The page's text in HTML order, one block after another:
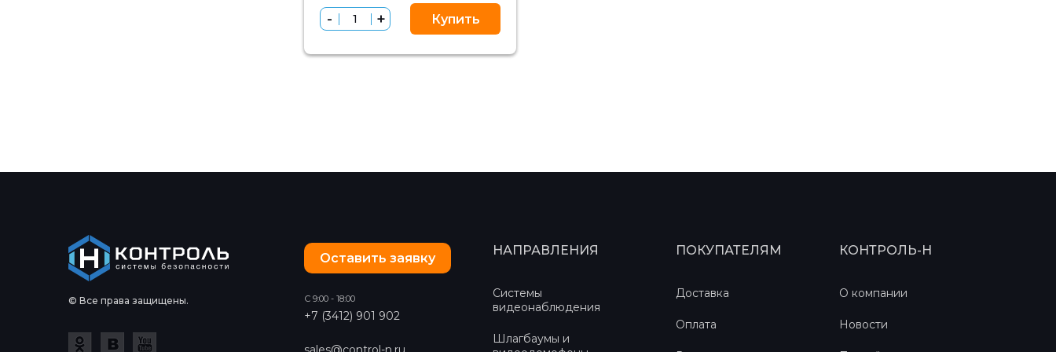
Купить
© Все права защищены.
Оставить заявку
С 9:00 - 18:00
+7 (3412) 901 902
НАПРАВЛЕНИЯ
Системы
видеонаблюдения
Шлагбаумы и
ПОКУПАТЕЛЯМ
Доставка
Оплата
КОНТРОЛЬ-Н
О компании
Новости